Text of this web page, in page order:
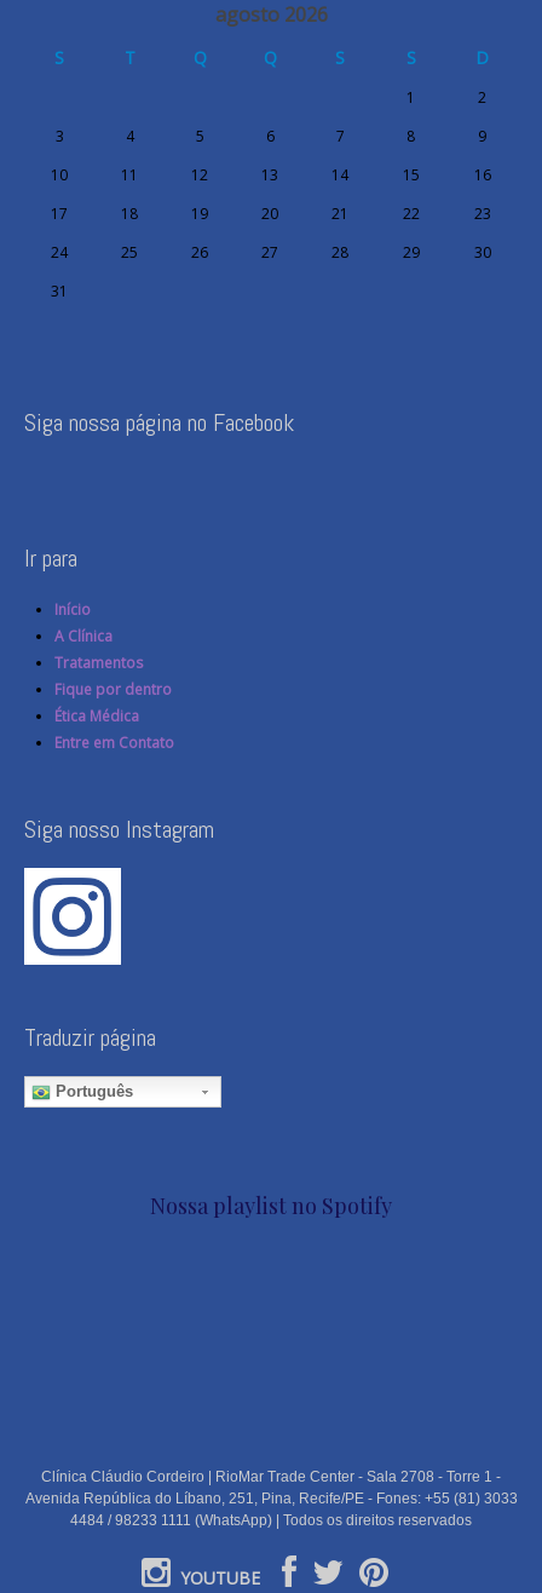
agosto 2026
S T Q Q S S D
1
2
3
4 5 6 7 8
9
10
11 12 13 14 15
16
17
18 19 20 21 22
23
24
25 26 27 28 29
30
31
Siga nossa página no Facebook
Ir para
Início
A Clínica
Tratamentos
Fique por dentro
Ética Médica
Entre em Contato
Siga nosso Instagram
Traduzir página
Português
Nossa playlist no Spotify
Clínica Cláudio Cordeiro | RioMar Trade Center - Sala 2708 - Torre 1 -
Avenida República do Líbano, 251, Pina, Recife/PE - Fones: +55 (81) 3033
4484 / 98233 1111 (WhatsApp) | Todos os direitos reservados
YOUTUBE